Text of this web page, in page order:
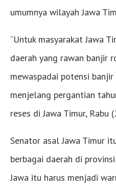
umumnya wilayah Jawa
“Untuk masyarakat Jawa
daerah yang rawan banjir
mewaspadai potensi
menjelang pergantian
reses di Jawa Timur, Rabu
Senator asal Jawa Timur
berbagai daerah di
Jawa itu harus menjadi